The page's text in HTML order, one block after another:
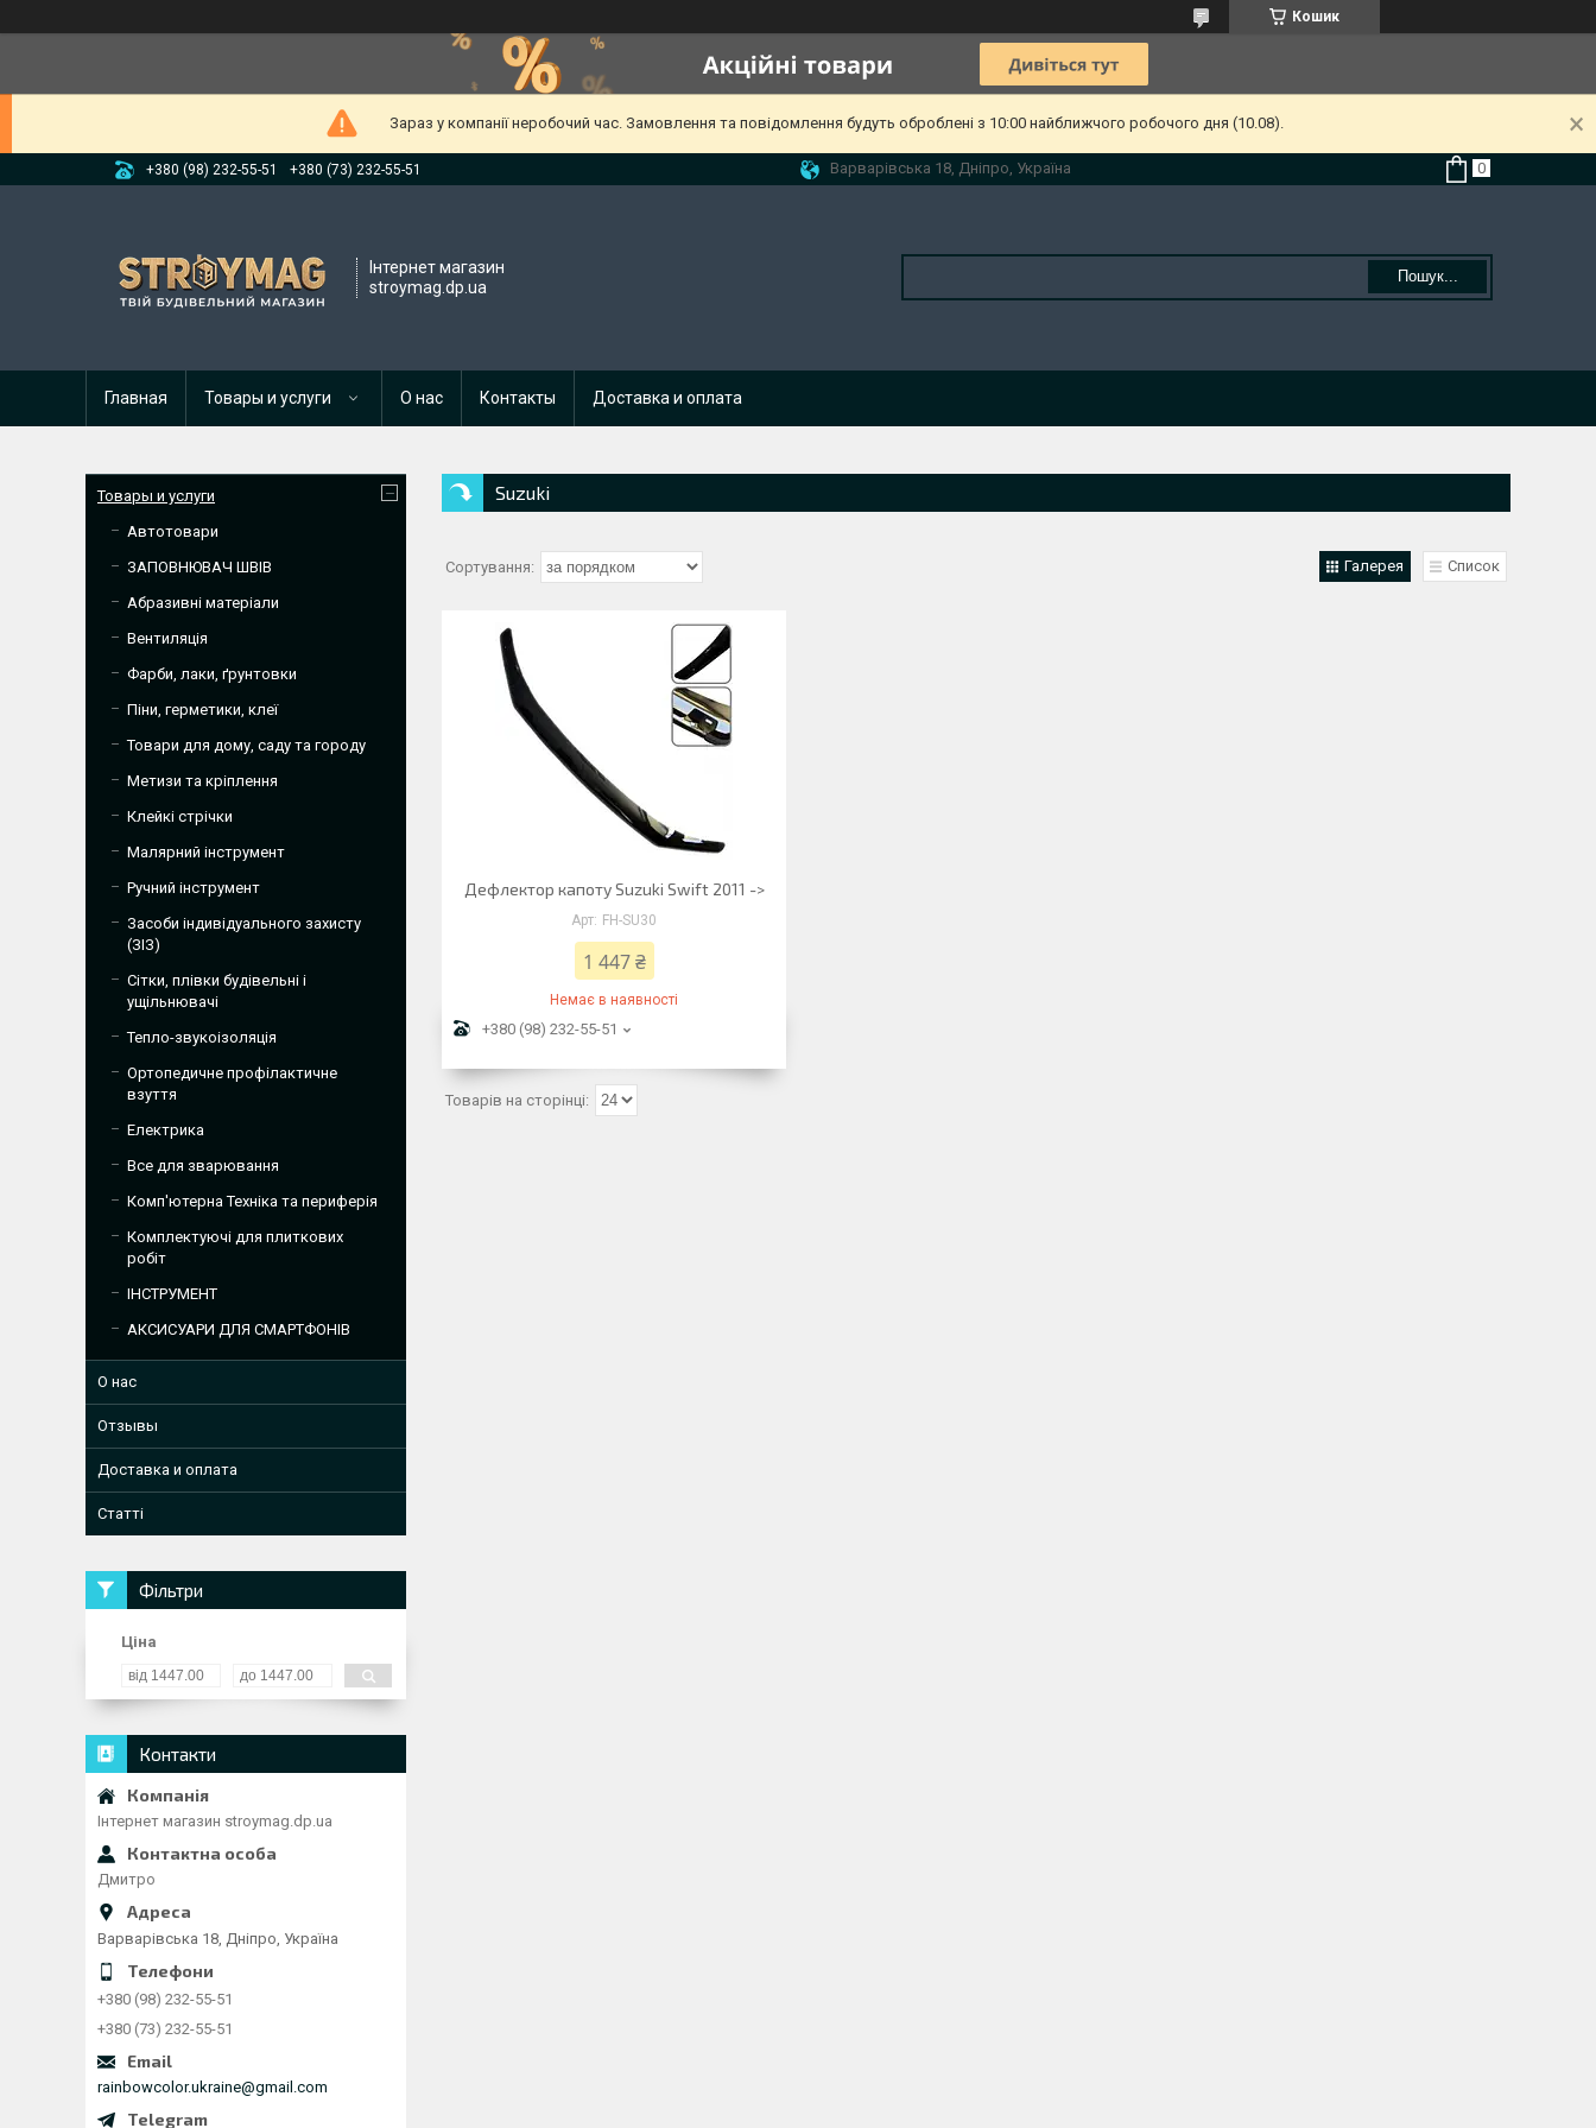
Кошик
Зараз у компанії неробочий час. Замовлення та повідомлення будуть оброблені з 10:00 найближчого робочого дня (10.08).
+380 (98) 232-55-51 +380 (73) 232-55-51 Варварівська 18, Дніпро, Україна
Інтернет магазин
stroymag.dp.ua
Пошук...
Главная Товары и услуги О нас Контакты Доставка и оплата
Suzuki
Галерея Список
Дефлектор капоту Suzuki Swift 2011 ->
FH-SU30
1 447 ₴
Немає в наявності
+380 (98) 232-55-51
Товары и услуги
Автотовари
ЗАПОВНЮВАЧ ШВІВ
Абразивні матеріали
Вентиляція
Фарби, лаки, ґрунтовки
Піни, герметики, клеї
Товари для дому, саду та городу
Метизи та кріплення
Клейкі стрічки
Малярний інструмент
Ручний інструмент
Засоби індивідуального захисту
(ЗІЗ)
Сітки, плівки будівельні і
ущільнювачі
Тепло-звукоізоляція
Ортопедичне профілактичне
взуття
Електрика
Все для зварювання
Комп'ютерна Техніка та периферія
Комплектуючі для плиткових
робіт
ІНСТРУМЕНТ
АКСИСУАРИ ДЛЯ СМАРТФОНІВ
О нас
Отзывы
Доставка и оплата
Статті
Фільтри
Ціна
Контакти
Інтернет магазин stroymag.dp.ua
Дмитро
Варварівська 18, Дніпро, Україна
+380 (98) 232-55-51
+380 (73) 232-55-51
rainbowcolor.ukraine@gmail.com